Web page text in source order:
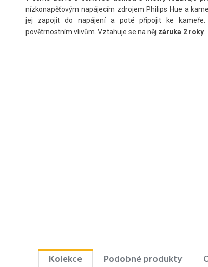
nízkonapěťovým napájecím zdrojem Philips Hue a
jej zapojit do napájení a poté připojit ke
povětrnostním vlivům. Vztahuje se na něj záruka 2 roky
Kolekce Podobné produkty